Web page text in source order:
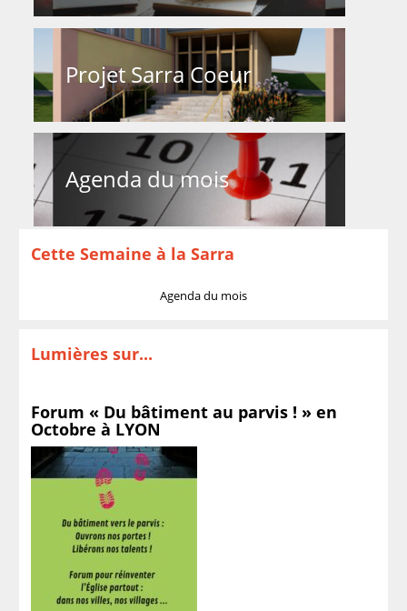
Projet Sarra Coeur
Agenda du mois
Cette Semaine à la Sarra
Agenda du mois
Lumières sur...
Forum « Du bâtiment au parvis ! » en
Octobre à LYON